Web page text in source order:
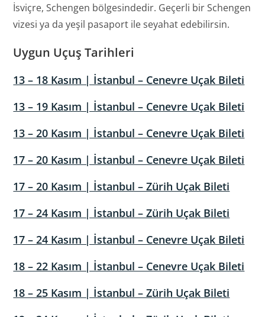
İsviçre, Schengen bölgesindedir. Geçerli bir Schengen
vizesi ya da yeşil pasaport ile seyahat edebilirsin.
Uygun Uçuş Tarihleri
13 – 18 Kasım | İstanbul – Cenevre Uçak Bileti
13 – 19 Kasım | İstanbul – Cenevre Uçak Bileti
13 – 20 Kasım | İstanbul – Cenevre Uçak Bileti
17 – 20 Kasım | İstanbul – Cenevre Uçak Bileti
17 – 20 Kasım | İstanbul – Zürih Uçak Bileti
17 – 24 Kasım | İstanbul – Zürih Uçak Bileti
17 – 24 Kasım | İstanbul – Cenevre Uçak Bileti
18 – 22 Kasım | İstanbul – Cenevre Uçak Bileti
18 – 25 Kasım | İstanbul – Zürih Uçak Bileti